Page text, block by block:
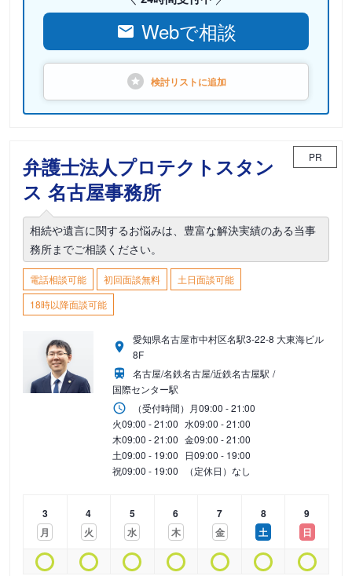
Webで相談
検討リストに追加
弁護士法人プロテクトスタン
ス 名古屋事務所
PR
相続や遺言に関するお悩みは、豊富な解決実績のある当事
務所までご相談ください。
電話相談可能 初回面談無料
土日面談可能
18時以降面談可能
愛知県名古屋市中村区名駅3-22-8 大東海ビル
8F
名古屋/名鉄名古屋/近鉄名古屋駅
国際センター駅
（受付時間） 月09:00 - 21:00
火09:00 - 21:00 水09:00 - 21:00
木09:00 - 21:00 金09:00 - 21:00
土09:00 - 19:00 日09:00 - 19:00
祝09:00 - 19:00 （定休日）なし
3
月
4
火
5
水
6
木
7
金
8
土
9
日